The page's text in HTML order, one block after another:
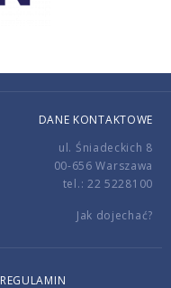
DANE KONTAKTOWE
ul. Śniadeckich 8
00-656 Warszawa
tel.: 22 5228100
Jak dojechać?
REGULAMIN